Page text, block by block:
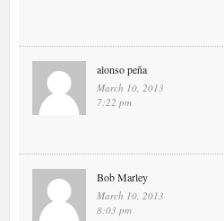
alonso peña
March 10, 2013
7:22 pm
Bob Marley
March 10, 2013
8:03 pm